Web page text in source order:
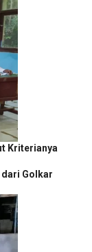
Kriterianya
Golkar